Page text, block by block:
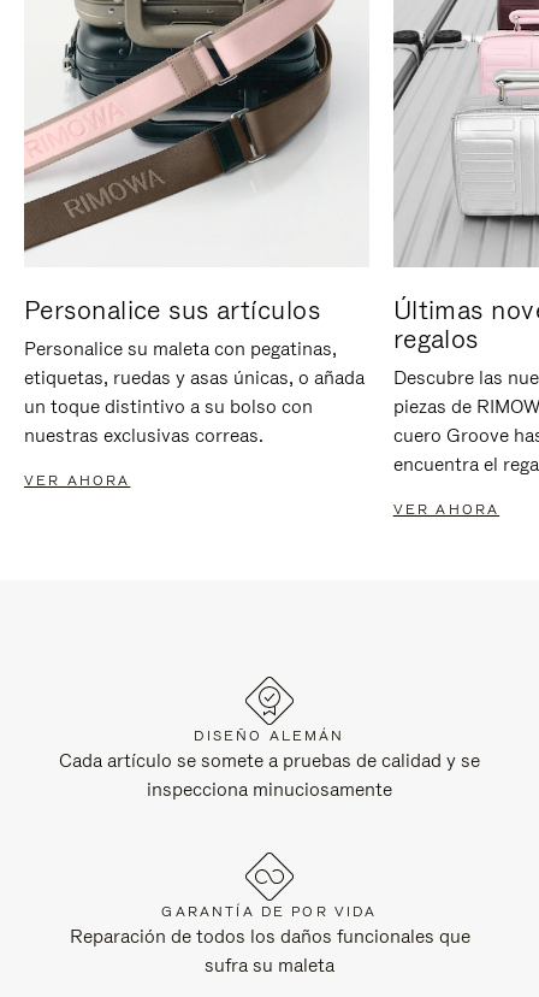
Personalice sus artículos
Personalice su maleta con pegatinas,
etiquetas, ruedas y asas únicas, o añada
un toque distintivo a su bolso con
nuestras exclusivas correas.
VER AHORA
Últimas
regalos
Descubre las
piezas de
cuero Groove
encuentra el
VER AHORA
DISEÑO ALEMÁN
Cada artículo se somete a pruebas de calidad y se
inspecciona minuciosamente
GARANTÍA DE POR VIDA
Reparación de todos los daños funcionales que
sufra su maleta